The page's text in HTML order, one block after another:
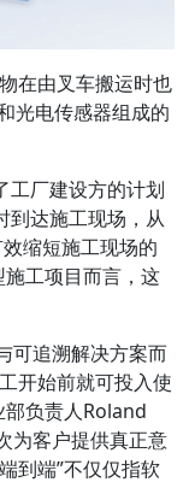
在由叉车搬运时也
光电传感器组成的
厂建设方的计划
到达施工现场，从
缩短施工现场的
工项目而言，这
追溯解决方案而
开始前就可投入使
部负责人Roland
为客户提供真正意
到端”不仅仅指软